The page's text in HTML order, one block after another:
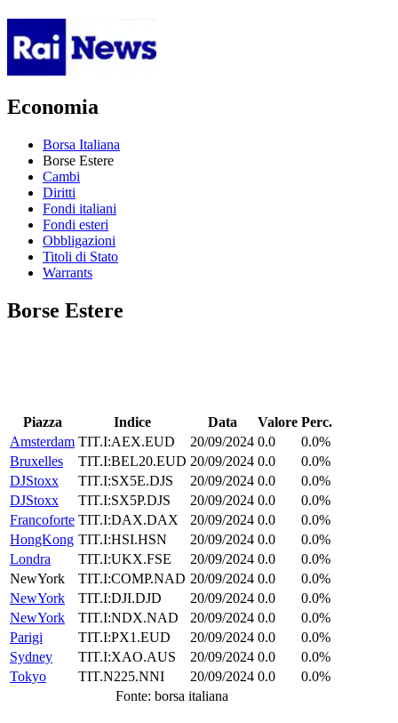
Economia
Borsa Italiana
Borse Estere
Cambi
Diritti
Fondi italiani
Fondi esteri
Obbligazioni
Titoli di Stato
Warrants
Borse Estere
Piazza Indice Data Valore Perc.
Amsterdam TIT.I:AEX.EUD 20/09/2024 0.0
0.0%
Bruxelles
TIT.I:BEL20.EUD 20/09/2024 0.0
0.0%
DJStoxx
TIT.I:SX5E.DJS 20/09/2024 0.0
0.0%
DJStoxx
TIT.I:SX5P.DJS 20/09/2024 0.0
0.0%
Francoforte TIT.I:DAX.DAX 20/09/2024 0.0
0.0%
HongKong TIT.I:HSI.HSN 20/09/2024 0.0
0.0%
Londra
TIT.I:UKX.FSE 20/09/2024 0.0
0.0%
NewYork
TIT.I:COMP.NAD 20/09/2024 0.0
0.0%
NewYork
TIT.I:DJI.DJD 20/09/2024 0.0
0.0%
NewYork
TIT.I:NDX.NAD 20/09/2024 0.0
0.0%
Parigi
TIT.I:PX1.EUD 20/09/2024 0.0
0.0%
Sydney
TIT.I:XAO.AUS 20/09/2024 0.0
0.0%
Tokyo
TIT.N225.NNI 20/09/2024 0.0
0.0%
Fonte: borsa italiana